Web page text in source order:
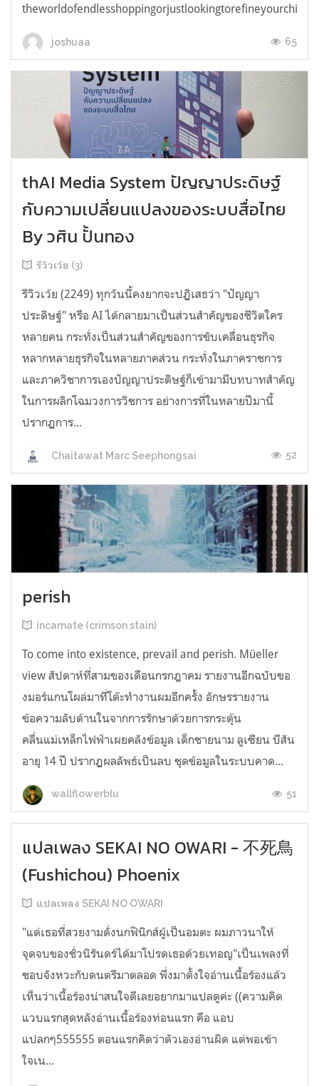
joshuaa 65
thAI Media System ปัญญาประดิษฐ์
กับความเปลี่ยนแปลงของระบบสื่อไทย
By วศิน ปั้นทอง
รีวิวเว้ย (3)
รีวิวเว้ย (2249) ทุกวันนี้คงยากจะปฏิเสธว่า "ปัญญา
ประดิษฐ์" หรือ AI ได้กลายมาเป็นส่วนสำคัญของชีวิตใคร
หลายคน กระทั่งเป็นส่วนสำคัญของการขับเคลื่อนธุรกิจ
หลากหลายธุรกิจในหลายภาคส่วน กระทั่งในภาคราชการ
และภาควิชาการเองปัญญาประดิษฐ์ก็เข้ามามีบทบาทสำคัญ
ในการผลิกโฉมวงการวิชการ อย่างการที่ในหลายปีมานี้
ปรากฏการ...
Chaitawat Marc Seephongsai 52
perish
incarnate (crimson stain)
To come into existence, prevail and perish. Müeller
view สัปดาห์ที่สามของเดือนกรกฎาคม รายงานอีกฉบับขอ
งมอร์แกนโผล่มาที่โต๊ะทำงานผมอีกครั้ง อักษรรายงาน
ข้อความลับด้านในจากการรักษาด้วยการกระตุ้น
คลื่นแม่เหล็กไฟฟ้าเผยคลังข้อมูล เด็กชายนาม ลูเซียน บีสัน
อายุ 14 ปี ปรากฏผลลัพธ์เป็นลบ ชุดข้อมูลในระบบคาด...
wallflowerblu 51
แปลเพลง SEKAI NO OWARI - 不死鳥
(Fushichou) Phoenix
แปลเพลง SEKAI NO OWARI
"แด่เธอที่สวยงามดั่งนกฟินิกส์ผู้เป็นอมตะ ผมภาวนาให้
จุดจบของชั่วนิรันดร์ได้มาโปรดเธอด้วยเทอญ"เป็นเพลงที่
ชอบจังหวะกับดนตรีมาตลอด พึ่งมาตั้งใจอ่านเนื้อร้องแล้ว
เห็นว่าเนื้อร้องน่าสนใจดีเลยอยากมาแปลดูค่ะ ((ความคิด
แวบแรกสุดหลังอ่านเนื้อร้องท่อนแรก คือ แอบ
แปลกๆ555555 ตอนแรกคิดว่าตัวเองอ่านผิด แต่พอเข้า
ใจเน...